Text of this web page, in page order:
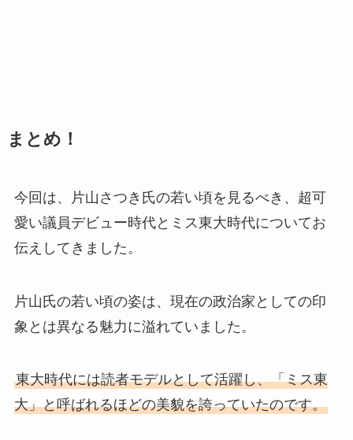
まとめ！
今回は、片山さつき氏の若い頃を見るべき、超可
愛い議員デビュー時代とミス東大時代についてお
伝えしてきました。
片山氏の若い頃の姿は、現在の政治家としての印
象とは異なる魅力に溢れていました。
東大時代には読者モデルとして活躍し、「ミス東
大」と呼ばれるほどの美貌を誇っていたのです。